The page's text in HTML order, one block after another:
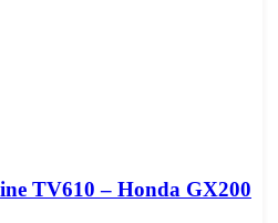
TV610 – Honda GX200